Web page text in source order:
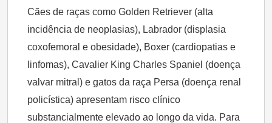
Cães de raças como Golden Retriever (alta
incidência de neoplasias), Labrador (displasia
coxofemoral e obesidade), Boxer (cardiopatias e
linfomas), Cavalier King Charles Spaniel (doença
valvar mitral) e gatos da raça Persa (doença renal
policística) apresentam risco clínico
substancialmente elevado ao longo da vida. Para